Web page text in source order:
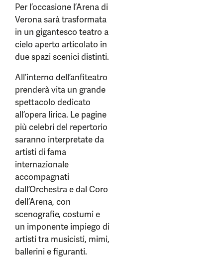
Per l’occasione l’Arena di
Verona sarà trasformata
in un gigantesco teatro a
cielo aperto articolato in
due spazi scenici distinti.
All’interno dell’anfiteatro
prenderà vita un grande
spettacolo dedicato
all’opera lirica. Le pagine
più celebri del repertorio
saranno interpretate da
artisti di fama
internazionale
accompagnati
dall’Orchestra e dal Coro
dell’Arena, con
scenografie, costumi e
un imponente impiego di
artisti tra musicisti, mimi,
ballerini e figuranti.